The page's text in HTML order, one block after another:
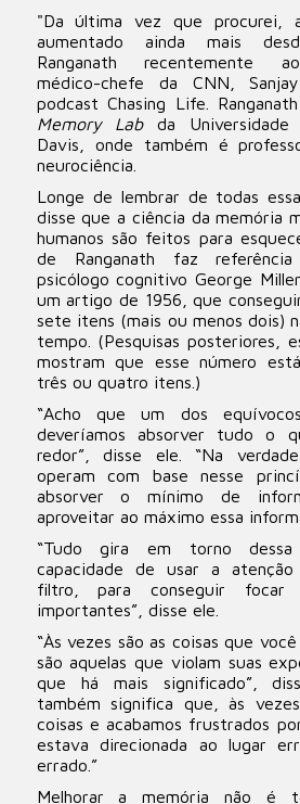
"Da última vez que procurei,
aumentado ainda mais
Ranganath recentemente
médico-chefe da CNN,
podcast Chasing Life.
Memory Labda Universidade
Davis, onde também é
neurociência.
Longe de lembrar de todas
disse que a ciência da memória
humanos são feitos para
de Ranganath faz
psicólogo cognitivo George
um artigo de 1956, que
sete itens (mais ou menos dois)
tempo. (Pesquisas posteriores,
mostram que esse número
três ou quatro itens.)
“Acho que um dos
deveríamos absorver tudo o
redor”, disse ele. “Na
operam com base nesse
absorver o mínimo de
aproveitar ao máximo essa
“Tudo gira em torno
capacidade de usar a
filtro, para conseguir focar
importantes”, disse ele.
“Às vezes são as coisas que
são aquelas que violam suas
que há mais significado”,
também significa que, às
coisas e acabamos frustrados
estava direcionada ao lugar
errado.”
Melhorar a memória não é